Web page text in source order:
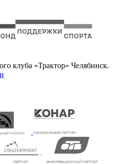
клуба «Трактор» Челябинск.